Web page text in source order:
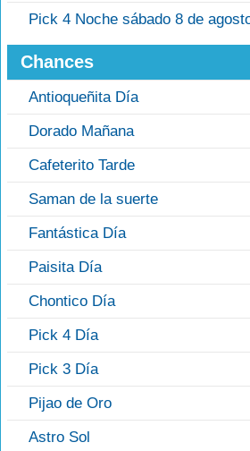
Pick 4 Noche sábado 8 de
Chances
Antioqueñita Día
Dorado Mañana
Cafeterito Tarde
Saman de la suerte
Fantástica Día
Paisita Día
Chontico Día
Pick 4 Día
Pick 3 Día
Pijao de Oro
Astro Sol